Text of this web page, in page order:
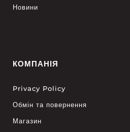
Новини
КОМПАНІЯ
Privacy Policy
Обмін та повернення
Магазин